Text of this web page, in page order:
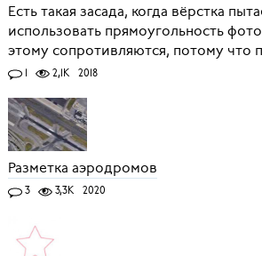
Есть такая засада, когда вёрстка
использовать прямоугольность
этому сопротивляются, потому что
1 2,1K 2018
Разметка аэродромов
3 3,3K 2020